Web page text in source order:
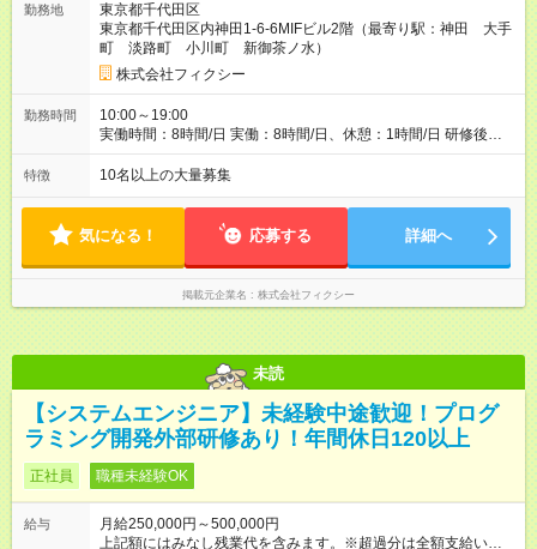
超過分は別途支給します ※試用期間1ヶ月（待遇は変わりませ
ん） 【試用期間】試用期間あり 試用期間の長さ：1ヶ月 雇用形
態、給与は本採用時と同じです。
勤務地
東京都千代田区
東京都千代田区内神田1-6-6MIFビル2階（最寄り駅：神田 大手
町 淡路町 小川町 新御茶ノ水）
株式会社フィクシー
勤務時間
10:00～19:00
実働時間：8時間/日 実働：8時間/日、休憩：1時間/日 研修後は
現場の指示で勤務時間変更あり 24/365のシフト勤務あり 月平均
時間外労働時間：10時間(原則、定時退社です!) 変更の範囲：会
す。
特徴 10名以上の大量募集
気になる！ 応募する 詳細へ
掲載元企業名 株式会社フィクシー
未読
【システムエンジニア】未経験中途歓迎！プログ
ラミング開発外部研修あり！年間休日120以上
正社員 職種未経験OK
給与
月給250,000円～500,000円
上記額にはみなし残業代を含みます。※超過分は全額支給いたし